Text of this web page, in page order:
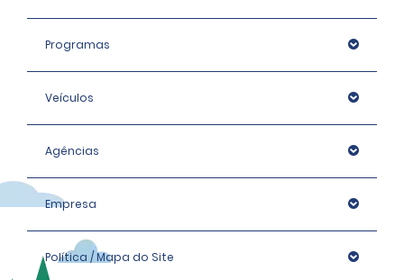
Programas
Veículos
Agências
Empresa
Política / Mapa do Site